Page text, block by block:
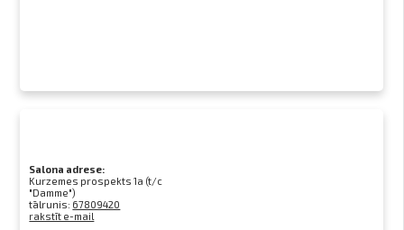
Salona adrese:
Kurzemes prospekts 1a (t/c
"Damme")
tālrunis: 67809420
rakstīt e-mail